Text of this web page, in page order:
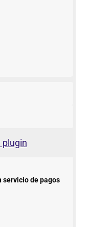
plugin
servicio de pagos